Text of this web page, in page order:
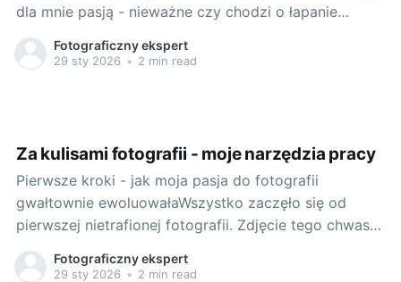
dla mnie pasją - nieważne czy chodzi o łapanie
ulicznych ujęć, fotografię krajobrazową, portretową
czy szeroko pojętą fotografię studyjną. Zawsze
Fotograficzny ekspert
29 sty 2026 • 2 min read
Za kulisami fotografii - moje narzędzia pracy
Pierwsze kroki - jak moja pasja do fotografii
gwałtownie ewoluowałaWszystko zaczęło się od
pierwszej nietrafionej fotografii. Zdjęcie tego chwastu
na podwórku, które brzydko mówiąc, wyglądało jak
mglisty kłębek chaosu, zainspirowało mnie do nauki i
Fotograficzny ekspert
29 sty 2026 • 2 min read